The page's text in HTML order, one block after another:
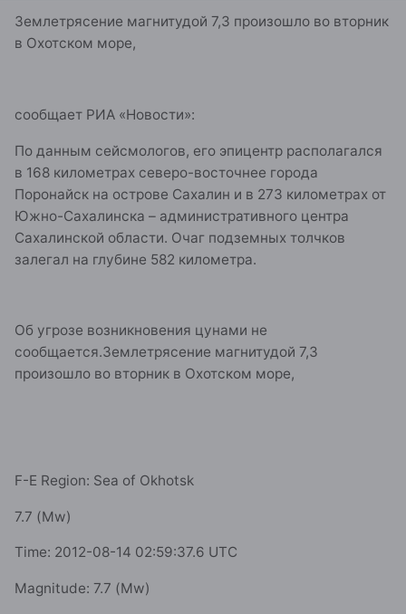
Землетрясение магнитудой 7,3 произошло во вторник
в Охотском море,
сообщает РИА «Новости»:
По данным сейсмологов, его эпицентр располагался
в 168 километрах северо-восточнее города
Поронайск на острове Сахалин и в 273 километрах от
Южно-Сахалинска – административного центра
Сахалинской области. Очаг подземных толчков
залегал на глубине 582 километра.
Об угрозе возникновения цунами не
сообщается.Землетрясение магнитудой 7,3
произошло во вторник в Охотском море,
F-E Region: Sea of Okhotsk
7.7 (Mw)
Time: 2012-08-14 02:59:37.6 UTC
Magnitude: 7.7 (Mw)